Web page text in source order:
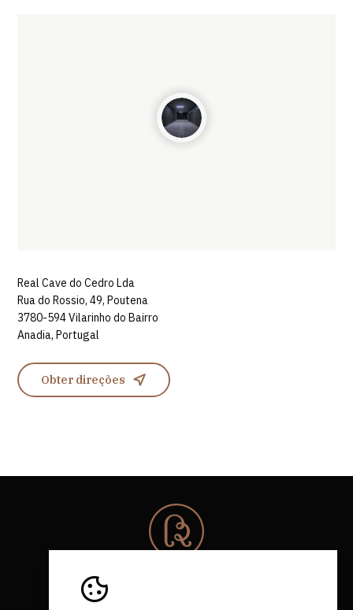
Real Cave do Cedro Lda
Rua do Rossio, 49, Poutena
3780-594 Vilarinho do Bairro
Anadia, Portugal
Obter direções